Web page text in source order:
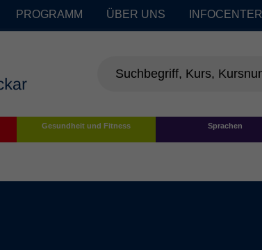
PROGRAMM ÜBER UNS INFOCENTER
Gesundheit und Fitness Sprachen